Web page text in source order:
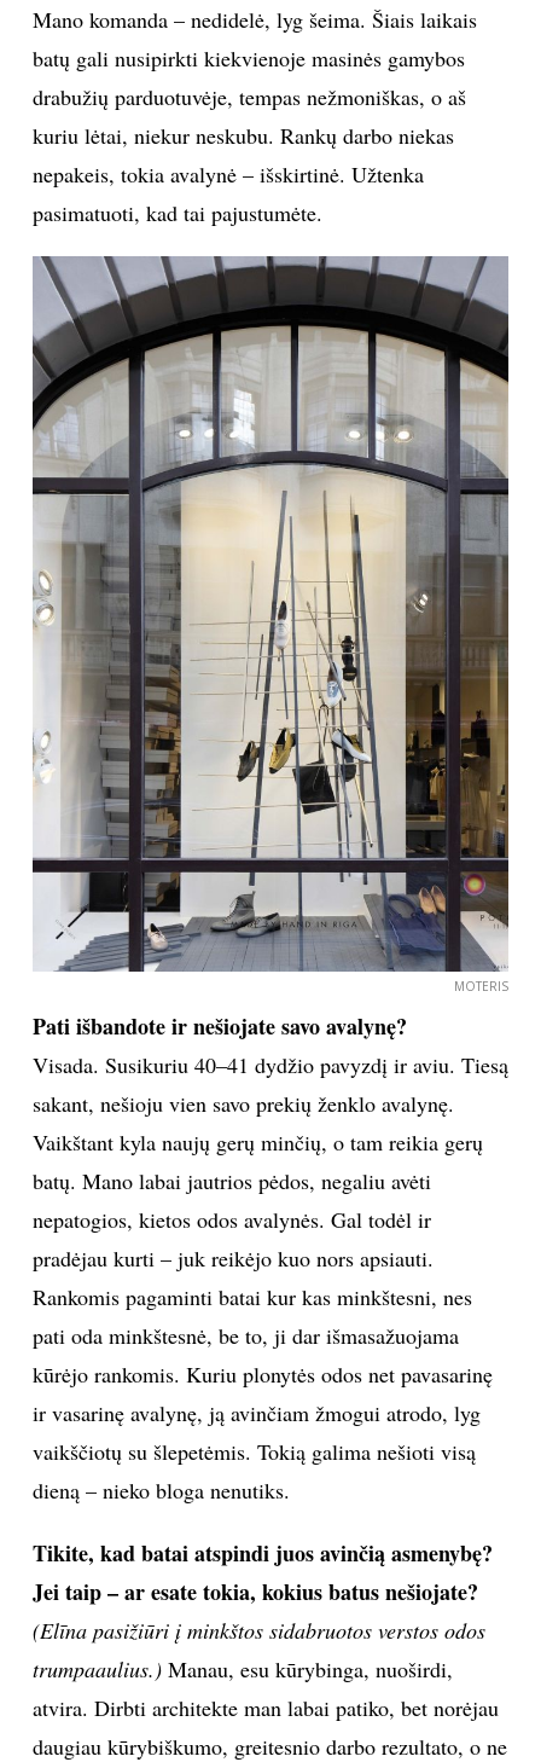
Mano komanda – nedidelė, lyg šeima. Šiais laikais
batų gali nusipirkti kiekvienoje masinės gamybos
drabužių parduotuvėje, tempas nežmoniškas, o aš
kuriu lėtai, niekur neskubu. Rankų darbo niekas
nepakeis, tokia avalynė – išskirtinė. Užtenka
pasimatuoti, kad tai pajustumėte.
MOTERIS
Pati išbandote ir nešiojate savo avalynę?
Visada. Susikuriu 40–41 dydžio pavyzdį ir aviu. Tiesą
sakant, nešioju vien savo prekių ženklo avalynę.
Vaikštant kyla naujų gerų minčių, o tam reikia gerų
batų. Mano labai jautrios pėdos, negaliu avėti
nepatogios, kietos odos avalynės. Gal todėl ir
pradėjau kurti – juk reikėjo kuo nors apsiauti.
Rankomis pagaminti batai kur kas minkštesni, nes
pati oda minkštesnė, be to, ji dar išmasažuojama
kūrėjo rankomis. Kuriu plonytės odos net pavasarinę
ir vasarinę avalynę, ją avinčiam žmogui atrodo, lyg
vaikščiotų su šlepetėmis. Tokią galima nešioti visą
dieną – nieko bloga nenutiks.
Tikite, kad batai atspindi juos avinčią asmenybę?
Jei taip – ar esate tokia, kokius batus nešiojate?
(Elīna pasižiūri į minkštos sidabruotos verstos odos
trumpaaulius.)Manau, esu kūrybinga, nuoširdi,
atvira. Dirbti architekte man labai patiko, bet norėjau
daugiau kūrybiškumo, greitesnio darbo rezultato, o ne